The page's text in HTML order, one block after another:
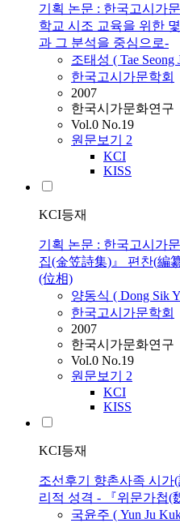
기획 논문 : 한국고시가
학교 시조 교육을 위한
과 그 분석을 중심으로-
조태성 ( Tae Seong
한국고시가문학회
2007
한국시가문화연구
Vol.0 No.19
원문보기 2
KCI
KISS
KCI등재
기획 논문 : 한국고시가
집(金笠詩集)』 편찬(編
(位相)
양동식 ( Dong Sik
한국고시가문학회
2007
한국시가문화연구
Vol.0 No.19
원문보기 2
KCI
KISS
KCI등재
조선후기 향촌사족 시가
리적 성격 - 『위문가첩(
국윤주 ( Yun Ju